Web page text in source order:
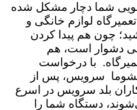
شما دچار مشکل شده
لوازم خانگی و
چون هم پیدا کردن
دشوار است، هم
با درخواست
سرویس،‌ پس از
بلد سرویس در اسرع
دستگاه شما را